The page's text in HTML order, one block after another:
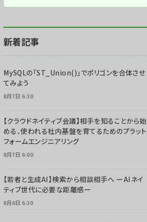
新着記事
MySQLの「ST_Union()」でポリゴンを合体させ
てみよう
8月7日 6:30
【クラウドネイティブ会議】相手を知ることから始
める、使われる社内基盤を育てるためのプラット
フォームエンジニアリング
8月7日 6:00
【若者と生成AI】検索から相談相手へ ーAIネイ
ティブ世代に必要な距離感ー
8月6日 6:30